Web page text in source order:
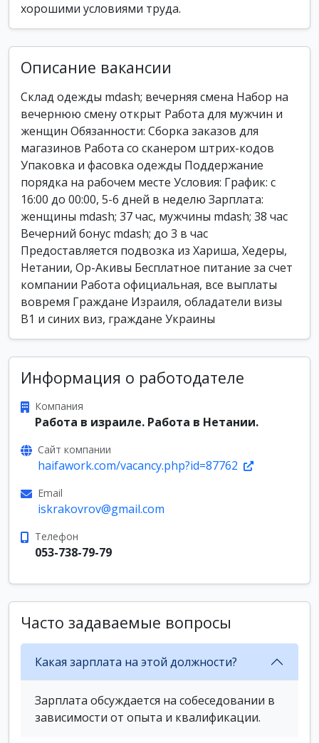
хорошими условиями труда.
Описание вакансии
Склад одежды mdash; вечерняя смена Набор на
вечернюю смену открыт Работа для мужчин и
женщин Обязанности: Сборка заказов для
магазинов Работа со сканером штрих-кодов
Упаковка и фасовка одежды Поддержание
порядка на рабочем месте Условия: График: с
16:00 до 00:00, 5-6 дней в неделю Зарплата:
женщины mdash; 37 час, мужчины mdash; 38 час
Вечерний бонус mdash; до 3 в час
Предоставляется подвозка из Хариша, Хедеры,
Нетании, Ор-Акивы Бесплатное питание за счет
компании Работа официальная, все выплаты
вовремя Граждане Израиля, обладатели визы
B1 и синих виз, граждане Украины
Информация о работодателе
Компания
Работа в израиле. Работа в Нетании.
Сайт компании
haifawork.com/vacancy.php?id=87762
Email
iskrakovrov@gmail.com
Телефон
053-738-79-79
Часто задаваемые вопросы
Какая зарплата на этой должности?
Зарплата обсуждается на собеседовании в
зависимости от опыта и квалификации.